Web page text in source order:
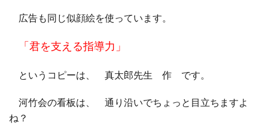
広告も同じ似顔絵を使っています。
「君を支える指導力」
というコピーは、 真太郎先生 作 です。
河竹会の看板は、 通り沿いでちょっと目立ちますよ
ね？